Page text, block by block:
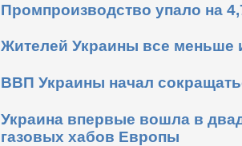
Промпроизводство упало на
Жителей Украины все меньше
ВВП Украины начал
Украина впервые вошла в
газовых хабов Европы